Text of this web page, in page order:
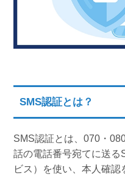
アンケートシステム・フォーム
（当社グループ企業）
セキュリティ対策
SMS認証とは？
SMS認証とは、070・
話の電話番号宛てに送る
ビス）を使い、本人確認